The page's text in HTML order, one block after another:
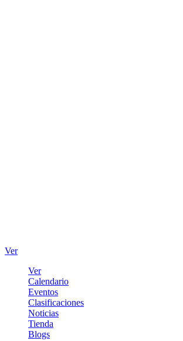
Ver
Ver
Calendario
Eventos
Clasificaciones
Noticias
Tienda
Blogs